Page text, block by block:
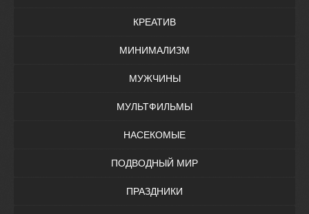
КРЕАТИВ
МИНИМАЛИЗМ
МУЖЧИНЫ
МУЛЬТФИЛЬМЫ
НАСЕКОМЫЕ
ПОДВОДНЫЙ МИР
ПРАЗДНИКИ